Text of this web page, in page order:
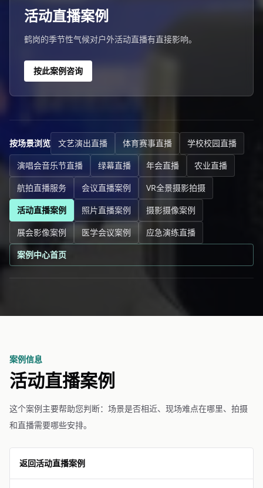
活动直播案例
鹤岗的季节性气候对户外活动直播有直接影响。
按此案例咨询
按场景浏览 文艺演出直播 体育赛事直播
学校校园直播
演唱会音乐节直播
绿幕直播 年会直播
农业直播
航拍直播服务
会议直播案例
VR全景摄影拍摄
活动直播案例
照片直播案例
摄影摄像案例
展会影像案例
医学会议案例
应急演练直播
案例中心首页
案例信息
活动直播案例
这个案例主要帮助您判断：场景是否相近、现场难点在哪里、拍摄
和直播需要哪些安排。
返回活动直播案例